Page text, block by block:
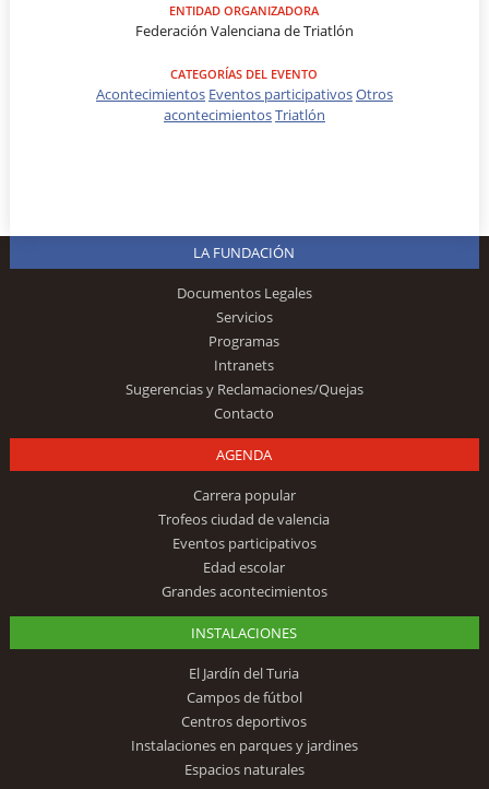
ENTIDAD ORGANIZADORA
Federación Valenciana de Triatlón
CATEGORÍAS DEL EVENTO
Acontecimientos Eventos participativosOtros
acontecimientosTriatlón
LA FUNDACIÓN
Documentos Legales
Servicios
Programas
Intranets
Sugerencias y Reclamaciones/Quejas
Contacto
AGENDA
Carrera popular
Trofeos ciudad de valencia
Eventos participativos
Edad escolar
Grandes acontecimientos
INSTALACIONES
El Jardín del Turia
Campos de fútbol
Centros deportivos
Instalaciones en parques y jardines
Espacios naturales